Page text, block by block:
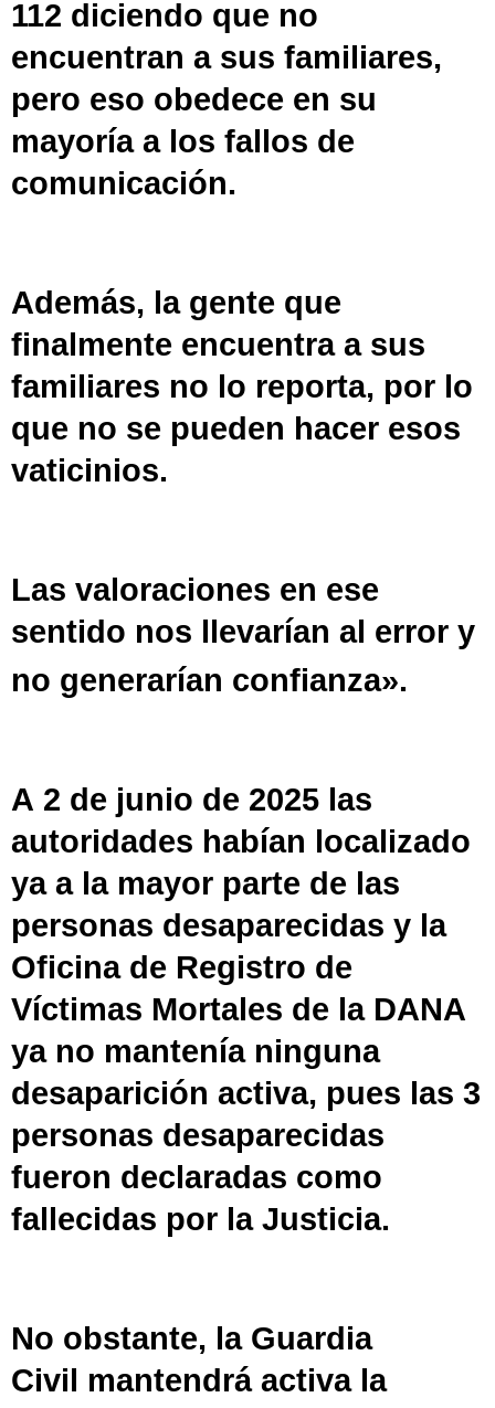
112 diciendo que no
encuentran a sus familiares,
pero eso obedece en su
mayoría a los fallos de
comunicación.
Además, la gente que
finalmente encuentra a sus
familiares no lo reporta, por lo
que no se pueden hacer esos
vaticinios.
Las valoraciones en ese
sentido nos llevarían al error y
no generarían confianza».
A 2 de junio de 2025 las
autoridades habían localizado
ya a la mayor parte de las
personas desaparecidas y la
Oficina de Registro de
Víctimas Mortales de la DANA
ya no mantenía ninguna
desaparición activa, pues las 3
personas desaparecidas
fueron declaradas como
fallecidas por la Justicia.
No obstante, la Guardia
Civil mantendrá activa la